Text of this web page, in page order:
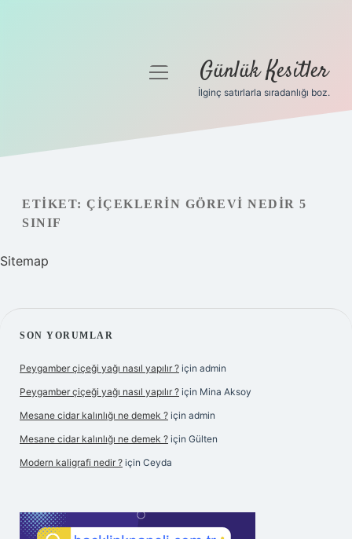
Hakkımızda
menüyü
Günlük Kesitler
İlginç satırlarla sıradanlığı boz.
ETIKET: ÇIÇEKLERIN GÖREVI NEDIR 5
SINIF
Sitemap
SIDEBAR
SON YORUMLAR
Peygamber çiçeği yağı nasıl yapılır ? için admin
Peygamber çiçeği yağı nasıl yapılır ? için Mina Aksoy
Mesane cidar kalınlığı ne demek ? için admin
Mesane cidar kalınlığı ne demek ? için Gülten
Modern kaligrafi nedir ? için Ceyda